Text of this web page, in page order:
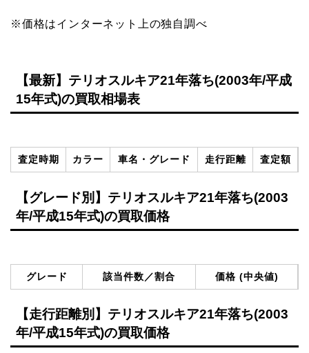
※価格はインターネット上の独自調べ
【最新】テリオスルキア21年落ち(2003年/平成
15年式)の買取相場表
査定時期 カラー 車名・グレード 走行距離 査定額
【グレード別】テリオスルキア21年落ち(2003
年/平成15年式)の買取価格
グレード 該当件数／割合 価格 (中央値)
【走行距離別】テリオスルキア21年落ち(2003
年/平成15年式)の買取価格